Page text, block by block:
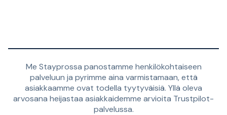
Me Stayprossa panostamme henkilökohtaiseen
palveluun ja pyrimme aina varmistamaan, että
asiakkaamme ovat todella tyytyväisiä. Yllä oleva
arvosana heijastaa asiakkaidemme arvioita Trustpilot-
palvelussa.